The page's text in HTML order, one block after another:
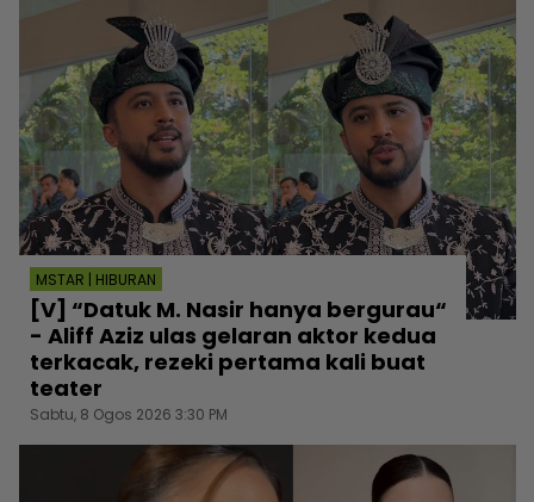
MSTAR | HIBURAN
[V] “Datuk M. Nasir hanya bergurau“
- Aliff Aziz ulas gelaran aktor kedua
terkacak, rezeki pertama kali buat
teater
Sabtu, 8 Ogos 2026 3:30 PM